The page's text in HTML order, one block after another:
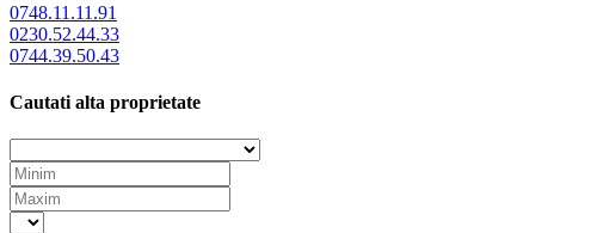
0748.11.11.91
0230.52.44.33
0744.39.50.43
Cautati alta proprietate